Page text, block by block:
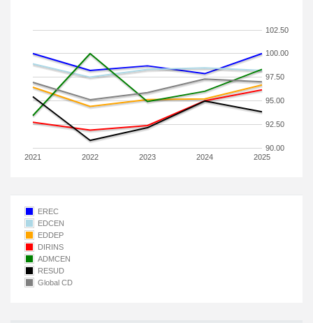
2021 2022 2023 2024 2025
90.00
92.50
95.00
97.50
100.00
102.50
EREC
EDCEN
EDDEP
DIRINS
ADMCEN
RESUD
Global CD